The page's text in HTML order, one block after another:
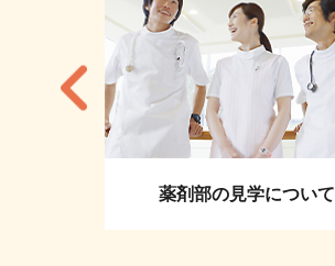
薬剤部の見学について